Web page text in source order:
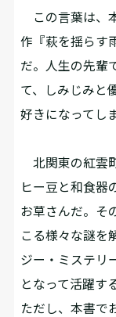
この言葉は、
作『萩を揺らす
だ。人生の先輩
て、しみじみと
好きになってし
北関東の紅雲
ヒー豆と和食器
お草さんだ。そ
こる様々な謎を
ジー・ミステリ
となって活躍す
ただし、本書で